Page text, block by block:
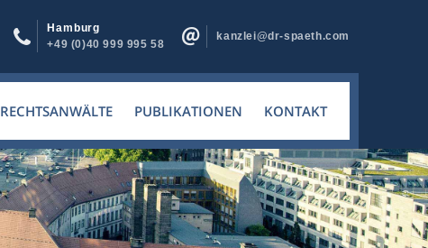
Hamburg
+49 (0)40 999 995 58
kanzlei@dr-spaeth.com
RECHTSANWÄLTE PUBLIKATIONEN KONTAKT